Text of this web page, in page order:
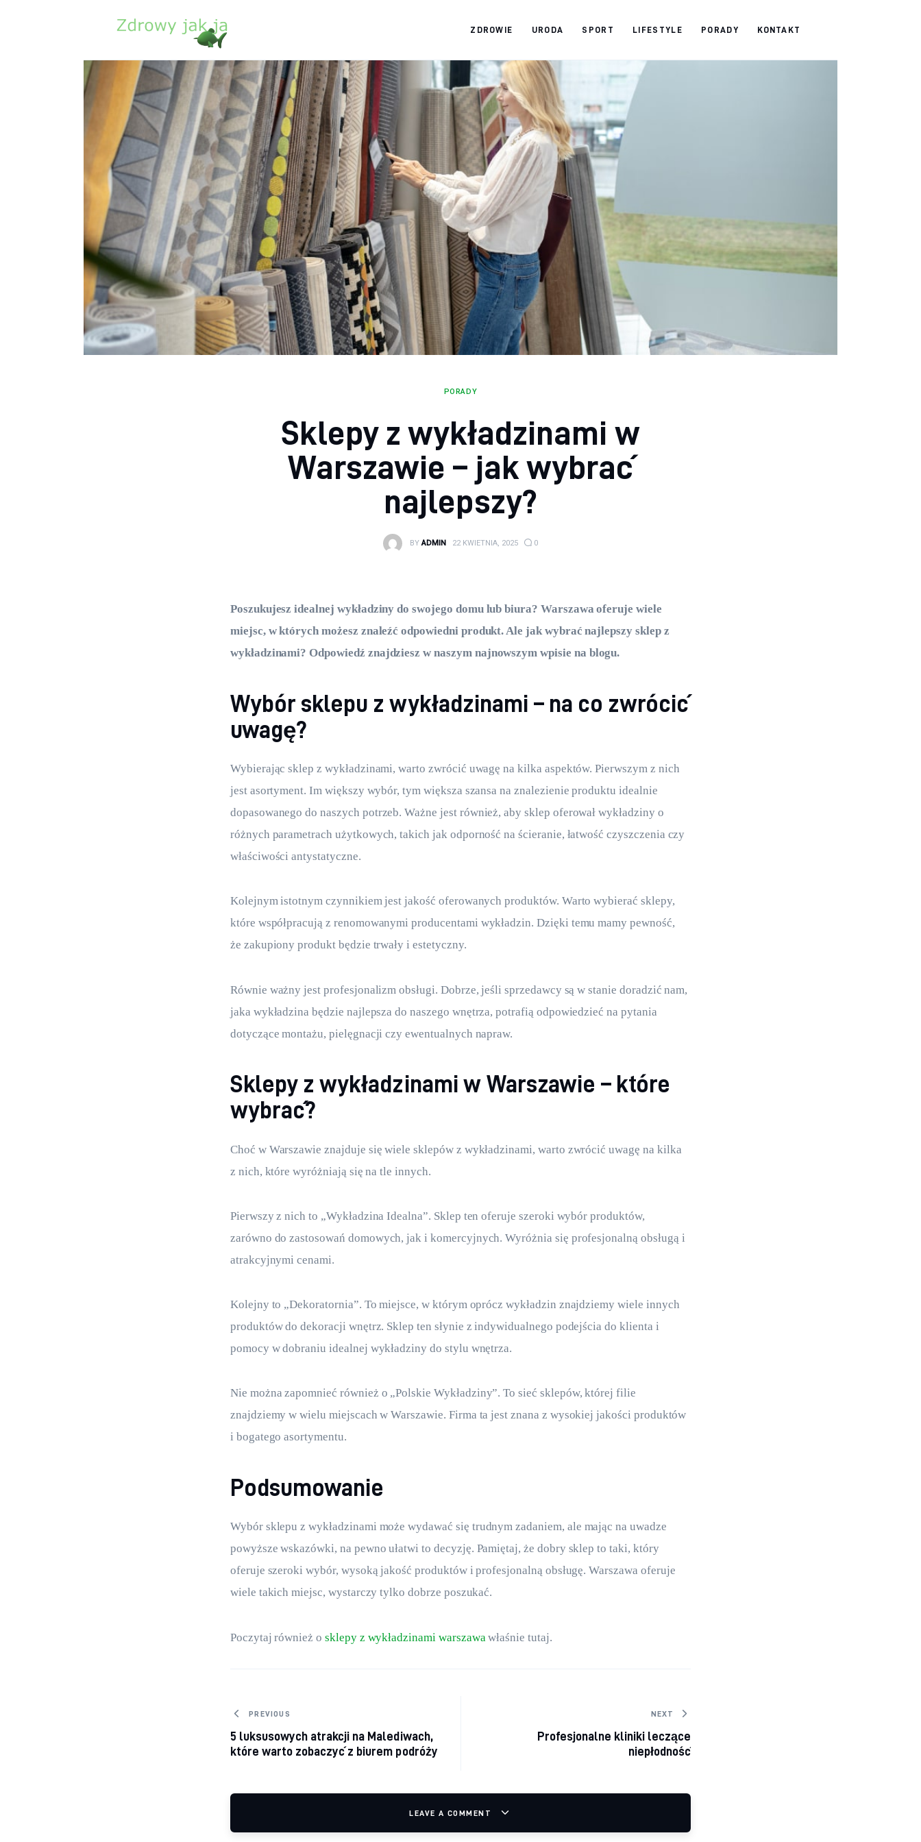
ZDROWIE URODA SPORT LIFESTYLE PORADY KONTAKT
Zdrowy jak ja
Bądź zdrowy na lata!
PORADY
Sklepy z wykładzinami w
Warszawie – jak wybrać
najlepszy?
BY ADMIN 22 KWIETNIA, 2025 0
Poszukujesz idealnej wykładziny do swojego domu lub biura? Warszawa oferuje wiele
miejsc, w których możesz znaleźć odpowiedni produkt. Ale jak wybrać najlepszy sklep z
wykładzinami? Odpowiedź znajdziesz w naszym najnowszym wpisie na blogu.
Wybór sklepu z wykładzinami – na co zwrócić
uwagę?
Wybierając sklep z wykładzinami, warto zwrócić uwagę na kilka aspektów. Pierwszym z nich
jest asortyment. Im większy wybór, tym większa szansa na znalezienie produktu idealnie
dopasowanego do naszych potrzeb. Ważne jest również, aby sklep oferował wykładziny o
różnych parametrach użytkowych, takich jak odporność na ścieranie, łatwość czyszczenia czy
właściwości antystatyczne.
Kolejnym istotnym czynnikiem jest jakość oferowanych produktów. Warto wybierać sklepy,
które współpracują z renomowanymi producentami wykładzin. Dzięki temu mamy pewność,
że zakupiony produkt będzie trwały i estetyczny.
Równie ważny jest profesjonalizm obsługi. Dobrze, jeśli sprzedawcy są w stanie doradzić nam,
jaka wykładzina będzie najlepsza do naszego wnętrza, potrafią odpowiedzieć na pytania
dotyczące montażu, pielęgnacji czy ewentualnych napraw.
Sklepy z wykładzinami w Warszawie – które
wybrać?
Choć w Warszawie znajduje się wiele sklepów z wykładzinami, warto zwrócić uwagę na kilka
z nich, które wyróżniają się na tle innych.
Pierwszy z nich to „Wykładzina Idealna”. Sklep ten oferuje szeroki wybór produktów,
zarówno do zastosowań domowych, jak i komercyjnych. Wyróżnia się profesjonalną obsługą i
atrakcyjnymi cenami.
Kolejny to „Dekoratornia”. To miejsce, w którym oprócz wykładzin znajdziemy wiele innych
produktów do dekoracji wnętrz. Sklep ten słynie z indywidualnego podejścia do klienta i
pomocy w dobraniu idealnej wykładziny do stylu wnętrza.
Nie można zapomnieć również o „Polskie Wykładziny”. To sieć sklepów, której filie
znajdziemy w wielu miejscach w Warszawie. Firma ta jest znana z wysokiej jakości produktów
i bogatego asortymentu.
Podsumowanie
Wybór sklepu z wykładzinami może wydawać się trudnym zadaniem, ale mając na uwadze
powyższe wskazówki, na pewno ułatwi to decyzję. Pamiętaj, że dobry sklep to taki, który
oferuje szeroki wybór, wysoką jakość produktów i profesjonalną obsługę. Warszawa oferuje
wiele takich miejsc, wystarczy tylko dobrze poszukać.
Poczytaj również o sklepy z wykładzinami warszawa właśnie tutaj.
Nawigacja wpisu
PREVIOUS
5 luksusowych atrakcji na Malediwach,
które warto zobaczyć z biurem podróży
NEXT
Profesjonalne kliniki leczące
niepłodność
LEAVE A COMMENT